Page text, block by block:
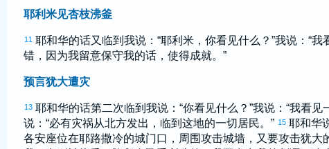
耶利米见杏枝沸釜
11 耶和华的话又临到我说：“耶利米，你看见什么？”我说：“我
错，因为我留意保守我的话，使得成就。”
预言犹大遭灾
13 耶和华的话第二次临到我说：“你看见什么？”我说：“我看见
说：“必有灾祸从北方发出，临到这地的一切居民。” 15 耶和华
各安座位在耶路撒冷的城门口，周围攻击城墙，又要攻击犹大